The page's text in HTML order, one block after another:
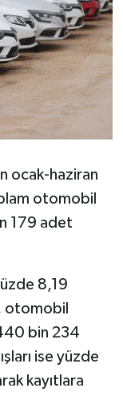
ocak-haziran
otomobil
179 adet
8,19
otomobil
bin 234
ise yüzde
kayıtlara